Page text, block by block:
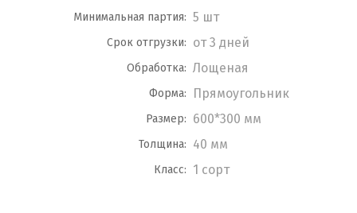
Минимальная партия: 5 шт
Срок отгрузки: от 3 дней
Обработка: Лощеная
Форма: Прямоугольник
Размер: 600*300 мм
Толщина: 40 мм
Класс: 1 сорт